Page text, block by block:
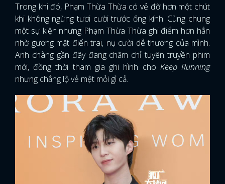
Trong khi đó, Phạm Thừa Thừa có vẻ đỡ hơn một chút
khi không ngừng tươi cười trước ống kính. Cùng chung
một sự kiện nhưng Phạm Thừa Thừa ghi điểm hơn hẳn
nhờ gương mặt điển trai, nụ cười dễ thương của mình.
Anh chàng gần đây đang chăm chỉ tuyên truyền phim
mới, đồng thời tham gia ghi hình cho Keep Running
nhưng chẳng lộ vẻ mệt mỏi gì cả.